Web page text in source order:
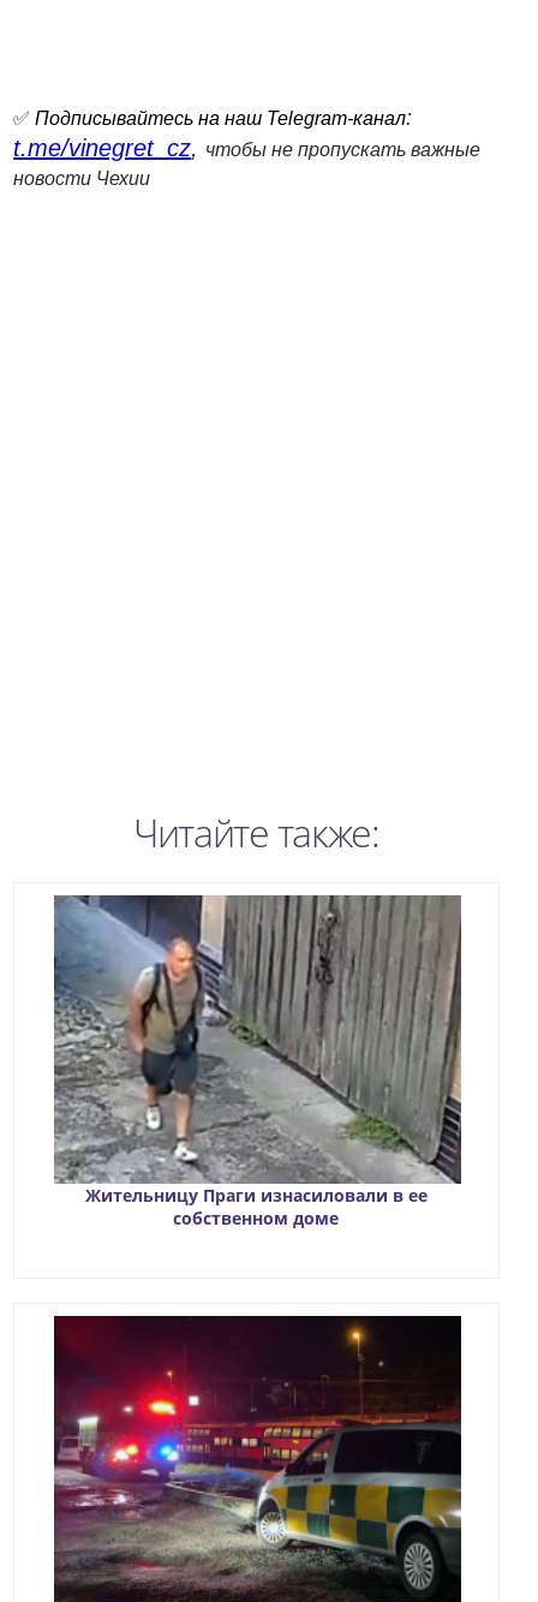
✅Подписывайтесь на наш Telegram-канал:
t.me/vinegret_cz, чтобы не пропускать важные
новости Чехии
Читайте также:
Жительницу Праги изнасиловали в ее
собственном доме